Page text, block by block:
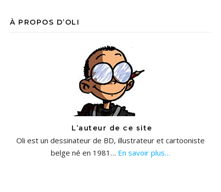
À PROPOS D’OLI
L’auteur de ce site
Oli est un dessinateur de BD, illustrateur et cartooniste
belge né en 1981… En savoir plus…